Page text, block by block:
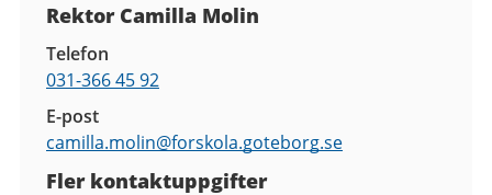
Rektor Camilla Molin
Telefon
031-366 45 92
E-post
camilla.molin@forskola.goteborg.se
Fler kontaktuppgifter